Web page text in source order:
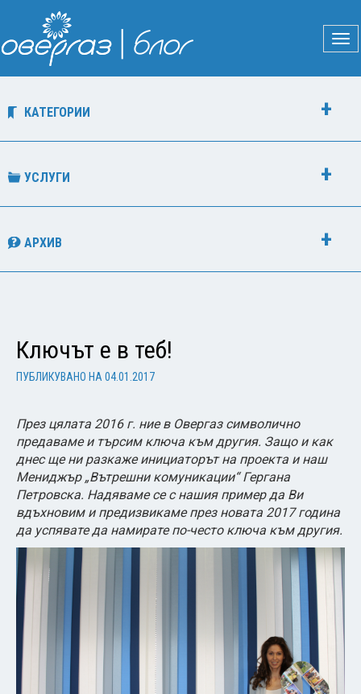
КАТЕГОРИИ
УСЛУГИ
АРХИВ
Ключът е в теб!
ПУБЛИКУВАНО НА 04.01.2017
През цялата 2016 г. ние в Овергаз символично
предаваме и търсим ключа към другия. Защо и как
днес ще ни разкаже инициаторът на проекта и наш
Мениджър „Вътрешни комуникации“ Гергана
Петровска. Надяваме се с нашия пример да Ви
вдъхновим и предизвикаме през новата 2017 година
да успявате да намирате по-често ключа към другия.